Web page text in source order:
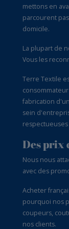
mettons en
parcourent
domicile.
La plupart de
Vous les
Terre Textile
fabrication
sein
Des prix
Nous nous
avec des
Acheter
pourquoi nos
coupeurs,
nos clients.